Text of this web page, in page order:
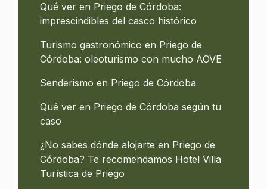
Qué ver en Priego de Córdoba:
imprescindibles del casco histórico
Turismo gastronómico en Priego de
Córdoba: oleoturismo con mucho AOVE
Senderismo en Priego de Córdoba
Qué ver en Priego de Córdoba según tu
caso
¿No sabes dónde alojarte en Priego de
Córdoba? Te recomendamos Hotel Villa
Turística de Priego